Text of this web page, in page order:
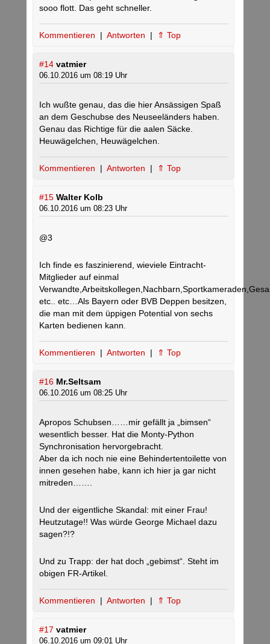
sooo flott. Das geht schneller.
Kommentieren | Antworten | ⇑ Top
#14 vatmier
06.10.2016 um 08:19 Uhr
Ich wußte genau, das die hier Ansässigen Spaß
an dem Geschubse des Neuseeländers haben.
Genau das Richtige für die aalen Säcke.
Heuwägelchen, Heuwägelchen.
Kommentieren | Antworten | ⇑ Top
#15 Walter Kolb
06.10.2016 um 08:23 Uhr
@3
Ich finde es faszinierend, wieviele Eintracht-
Mitglieder auf einmal
etc.. etc…Als Bayern oder BVB Deppen besitzen,
die man mit dem üppigen Potential von sechs
Karten bedienen kann.
Kommentieren | Antworten | ⇑ Top
#16 Mr.Seltsam
06.10.2016 um 08:25 Uhr
Apropos Schubsen……mir gefällt ja „bimsen“
wesentlich besser. Hat die Monty-Python
Synchronisation hervorgebracht.
Aber da ich noch nie eine Behindertentoilette von
innen gesehen habe, kann ich hier ja gar nicht
mitreden…….
Und der eigentliche Skandal: mit einer Frau!
Heutzutage!! Was würde George Michael dazu
sagen?!?
Und zu Trapp: der hat doch „gebimst“. Steht im
obigen FR-Artikel.
Kommentieren | Antworten | ⇑ Top
#17 vatmier
06.10.2016 um 09:01 Uhr